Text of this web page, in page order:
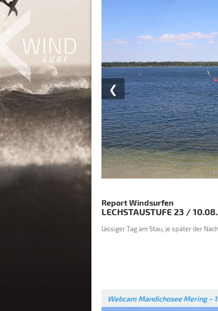
❮
Report Windsurfen
LECHSTAUSTUFE 23 /
lässiger Tag am Stau, je später der
Webcam Mandichosee Mering –